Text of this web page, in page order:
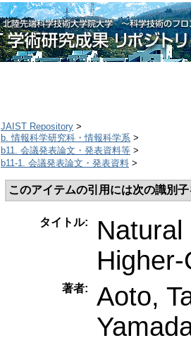
JAIST Repository >
b. 情報科学研究科・情報科学系 >
b11. 会議発表論文・発表資料等 >
b11-1. 会議発表論文・発表資料 >
このアイテムの引用には次の識別
タイトル:
著者:
Aoto,